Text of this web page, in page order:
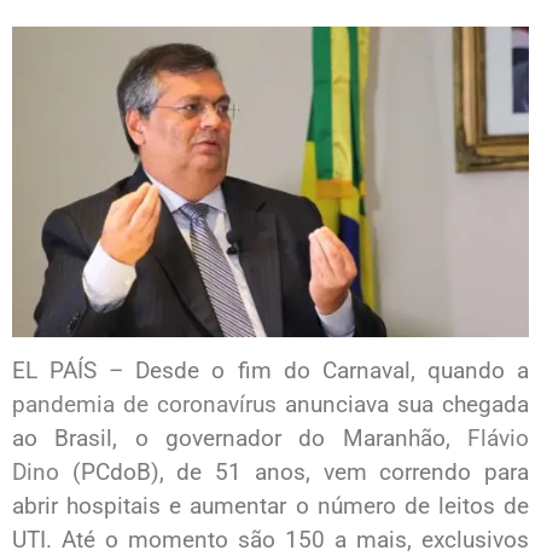
EL PAÍS – Desde o fim do Carnaval, quando a
pandemia de coronavírus anunciava sua chegada
ao Brasil, o governador do Maranhão, Flávio
Dino (PCdoB), de 51 anos, vem correndo para
abrir hospitais e aumentar o número de leitos de
UTI. Até o momento são 150 a mais, exclusivos